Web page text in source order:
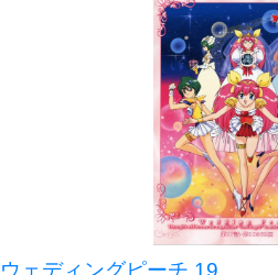
ウェディングピーチ 19